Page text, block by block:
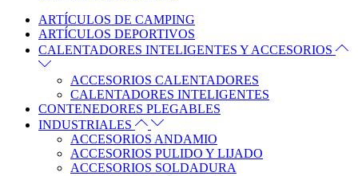
ARTÍCULOS DE CAMPING
ARTÍCULOS DEPORTIVOS
CALENTADORES INTELIGENTES Y ACCESORIOS
ACCESORIOS CALENTADORES
CALENTADORES INTELIGENTES
CONTENEDORES PLEGABLES
INDUSTRIALES
ACCESORIOS ANDAMIO
ACCESORIOS PULIDO Y LIJADO
ACCESORIOS SOLDADURA